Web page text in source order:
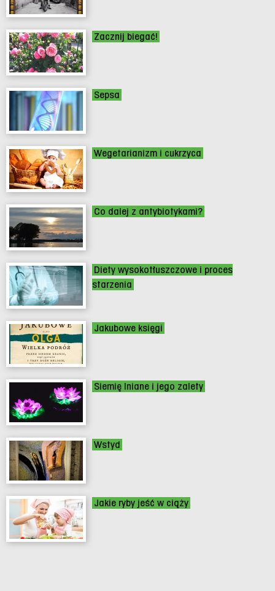
Zacznij biegać!
Sepsa
Wegetarianizm i cukrzyca
Co dalej z antybiotykami?
Diety wysokotłuszczowe i proces
starzenia
Jakubowe księgi
Siemię lniane i jego zalety
Wstyd
Jakie ryby jeść w ciąży